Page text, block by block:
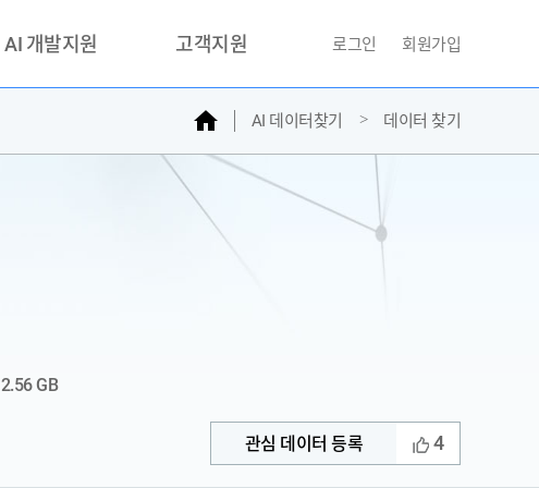
AI 개발지원 고객지원
문의하기
자주찾는질문
민원접수
AI데이터등록신청
로그인 회원가입
홈 AI 데이터찾기 데이터 찾기
2.56 GB
관심 데이터 등록 4